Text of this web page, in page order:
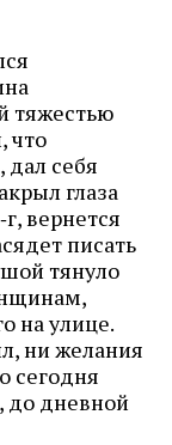
тяжестью
что
дал себя
глаза
вернется
писать
тянуло
на улице.
ни желания
сегодня
до дневной